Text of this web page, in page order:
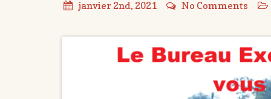
janvier 2nd, 2021 No Comments